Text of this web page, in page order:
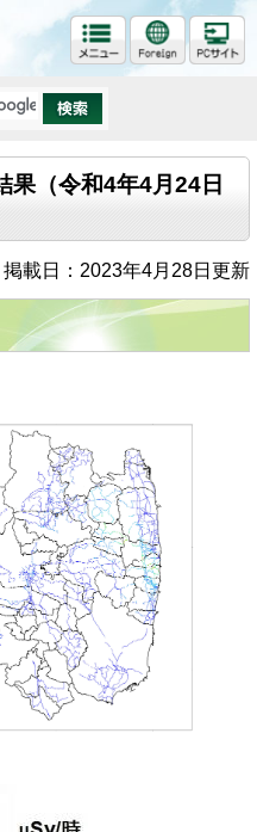
果（令和4年4月24日
載日：2023年4月28日更新